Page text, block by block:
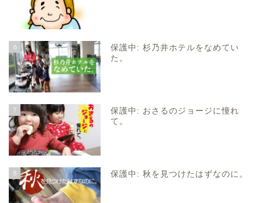
6
保護中: 杉乃井ホテルをなめてい
た。
7
保護中: おさるのジョージに憧れ
て。
8 保護中: 秋を見つけたはずなのに。